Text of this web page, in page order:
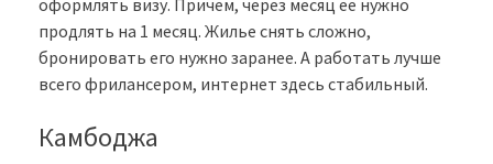
оформлять визу. Причем, через месяц ее нужно
продлять на 1 месяц. Жилье снять сложно,
бронировать его нужно заранее. А работать лучше
всего фрилансером, интернет здесь стабильный.
Камбоджа